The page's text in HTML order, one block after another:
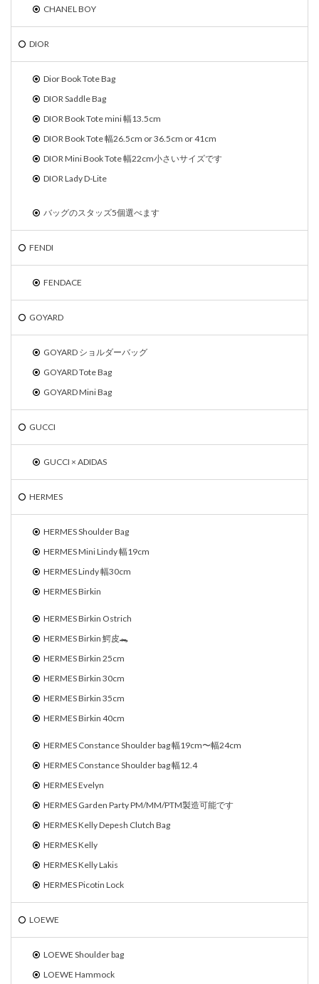
CHANEL BOY
DIOR
Dior Book Tote Bag
DIOR Saddle Bag
DIOR Book Tote mini 幅13.5cm
DIOR Book Tote 幅26.5cm or 36.5cm or 41cm
DIOR Mini Book Tote 幅22cm小さいサイズです
DIOR Lady D-Lite
バッグのスタッズ5個選べます
FENDI
FENDACE
GOYARD
GOYARD ショルダーバッグ
GOYARD Tote Bag
GOYARD Mini Bag
GUCCI
GUCCI × ADIDAS
HERMES
HERMES Shoulder Bag
HERMES Mini Lindy 幅19cm
HERMES Lindy 幅30cm
HERMES Birkin
HERMES Birkin Ostrich
HERMES Birkin 鰐皮🐊
HERMES Birkin 25cm
HERMES Birkin 30cm
HERMES Birkin 35cm
HERMES Birkin 40cm
HERMES Constance Shoulder bag 幅19cm〜幅24cm
HERMES Constance Shoulder bag 幅12.4
HERMES Evelyn
HERMES Garden Party PM/MM/PTM製造可能です
HERMES Kelly Depesh Clutch Bag
HERMES Kelly
HERMES Kelly Lakis
HERMES Picotin Lock
LOEWE
LOEWE Shoulder bag
LOEWE Hammock